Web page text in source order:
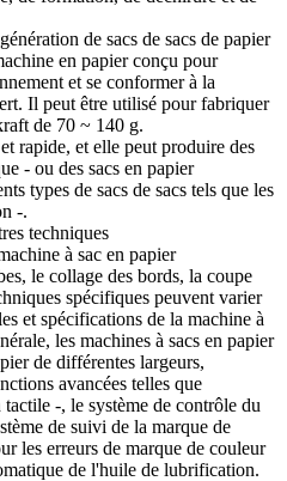
de sacs de sacs de papier
en papier conçu pour
et se conformer à la
Il peut être utilisé pour fabriquer
de 70 ~ 140 g.
rapide, et elle peut produire des
- ou des sacs en papier
types de sacs de sacs tels que les
-.
techniques
à sac en papier
le collage des bords, la coupe
spécifiques peuvent varier
et spécifications de la machine à
les machines à sacs en papier
de différentes largeurs,
avancées telles que
-, le système de contrôle du
de suivi de la marque de
les erreurs de marque de couleur
de l'huile de lubrification.